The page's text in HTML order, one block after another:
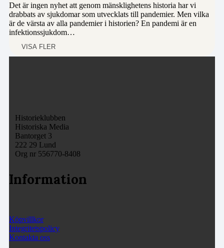
Det är ingen nyhet att genom mänsklighetens historia har vi
drabbats av sjukdomar som utvecklats till pandemier. Men vilka
är de värsta av alla pandemier i historien? En pandemi är en
infektionssjukdom…
VISA FLER
Historieklubben
Historiska Media
Bantorget 3
222 29 Lund
Org nr 556770-8408
Information
Köpvillkor
Integritetspolicy
Kontakta oss